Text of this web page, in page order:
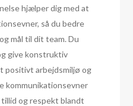
hjælper dig med at
så du bedre
mål til dit team. Du
give konstruktiv
positivt arbejdsmiljø og
kommunikationsevner
og respekt blandt